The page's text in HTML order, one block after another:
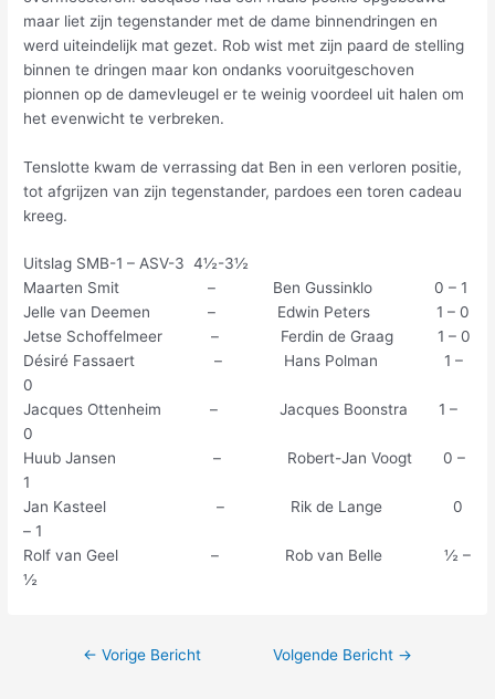
maar liet zijn tegenstander met de dame binnendringen en
werd uiteindelijk mat gezet. Rob wist met zijn paard de stelling
binnen te dringen maar kon ondanks vooruitgeschoven
pionnen op de damevleugel er te weinig voordeel uit halen om
het evenwicht te verbreken.
Tenslotte kwam de verrassing dat Ben in een verloren positie,
tot afgrijzen van zijn tegenstander, pardoes een toren cadeau
kreeg.
Uitslag SMB-1 – ASV-3 4½-3½
Maarten Smit – Ben Gussinklo 0 – 1
Jelle van Deemen – Edwin Peters 1 – 0
Jetse Schoffelmeer – Ferdin de Graag 1 – 0
Désiré Fassaert – Hans Polman 1 –
0
Jacques Ottenheim – Jacques Boonstra 1 –
0
Huub Jansen – Robert-Jan Voogt 0 –
1
Jan Kasteel – Rik de Lange 0
– 1
Rolf van Geel – Rob van Belle ½ –
½
← Vorige Bericht Volgende Bericht →